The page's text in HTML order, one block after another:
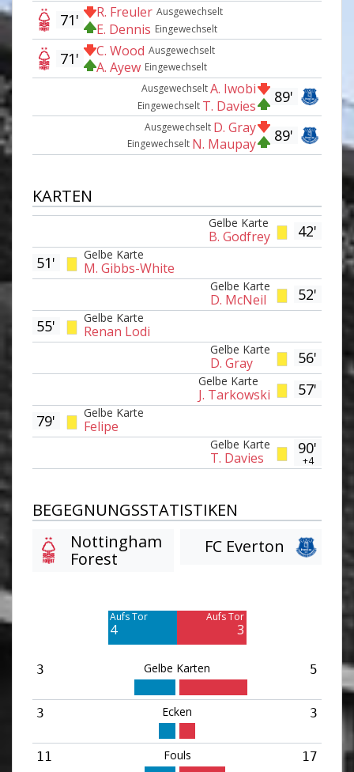
Ausgewechselt
R. Freuler
Eingewechselt
E. Dennis
71'
Ausgewechselt
C. Wood
Eingewechselt
A. Ayew
71'
89'
AusgewechseltA. Iwobi
Eingewechselt T. Davies
89'
Ausgewechselt D. Gray
Eingewechselt N. Maupay
KARTEN
42'
Gelbe Karte
B. Godfrey
Gelbe Karte
M. Gibbs-White
51'
52'
Gelbe Karte
D. McNeil
Gelbe Karte
Renan Lodi
55'
56'
Gelbe Karte
D. Gray
57'
Gelbe Karte
J. Tarkowski
Gelbe Karte
Felipe
79'
90'
+4
Gelbe Karte
T. Davies
BEGEGNUNGSSTATISTIKEN
Nottingham
Forest
FC Everton
Aufs Tor
4
Aufs Tor
3
3 Gelbe Karten 5
3 Ecken 3
11 Fouls 17